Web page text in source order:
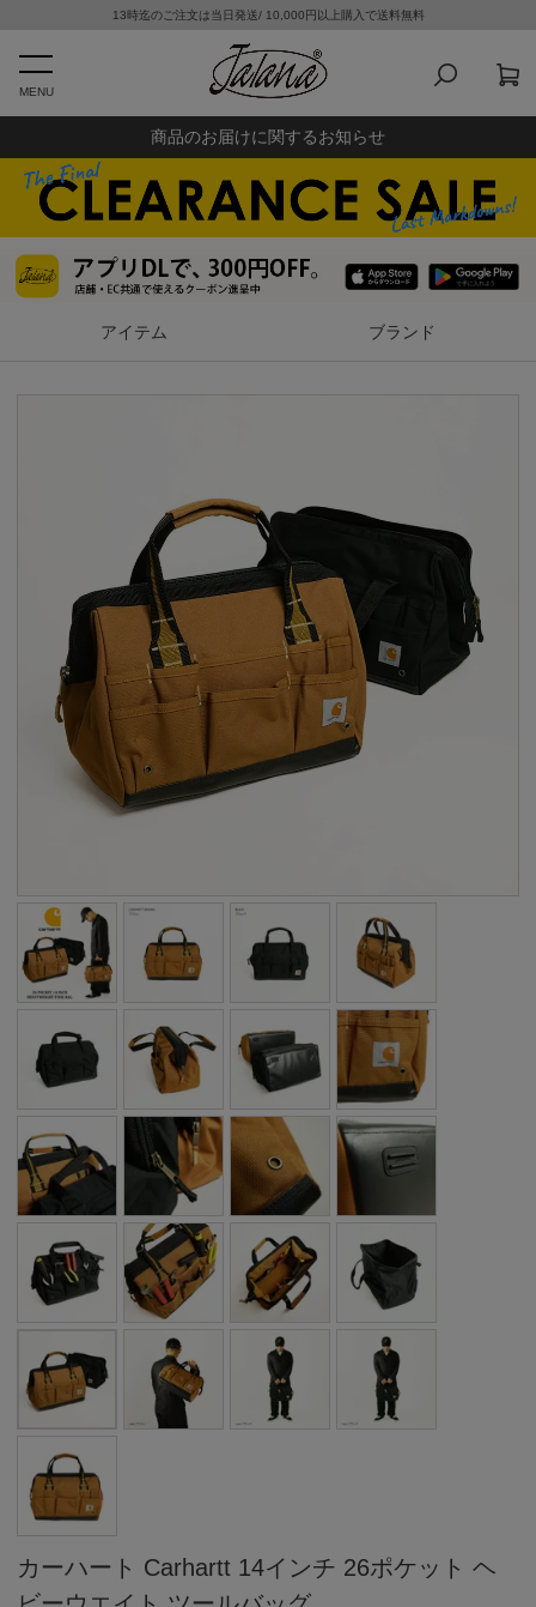
13時迄のご注文は当日発送/ 10,000円以上購入で送料無料
MENU
商品のお届けに関するお知らせ
アイテム ブランド
カーハート Carhartt 14インチ 26ポケット ヘ